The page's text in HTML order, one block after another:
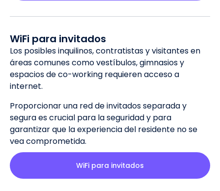
WiFi para invitados
Los posibles inquilinos, contratistas y visitantes en
áreas comunes como vestíbulos, gimnasios y
espacios de co-working requieren acceso a
internet.
Proporcionar una red de invitados separada y
segura es crucial para la seguridad y para
garantizar que la experiencia del residente no se
vea comprometida.
WiFi para invitados